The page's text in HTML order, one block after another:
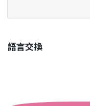
語言交換